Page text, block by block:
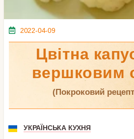
2022-04-09
Цвітна
вершковим
(покроковий
УКРАЇНСЬКА КУХНЯ